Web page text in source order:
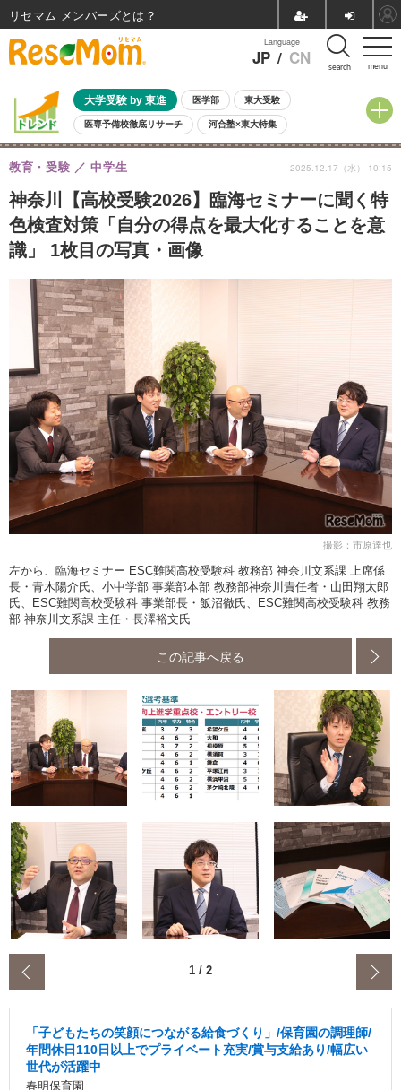
menu
Language
JP / CN search
大学受験 by 東進 医学部 東大受験
医専予備校徹底リサーチ 河合塾×東大特集
親子で考える大学選び 高校受験 中学受験 小学校受験
共通テスト 夏休み
8月開催イベント・WS 全国公立高校 過去問 人気記事
自由研究教材（小学生向け） 自由研究教材（中学生向け） ランキング
神奈川【高校受験2026】臨海セミナーに聞く特
色検査対策「自分の得点を最大化することを意
識」 1枚目の写真・画像
教育・受験 中学生 2025.12.17（水） 10:15
撮影：市原達也
左から、臨海セミナー ESC難関高校受験科 教務部 神奈川文系課 上席係
長・青木陽介氏、小中学部 事業部本部 教務部神奈川責任者・山田翔太郎
氏、ESC難関高校受験科 事業部長・飯沼徹氏、ESC難関高校受験科 教務
部 神奈川文系課 主任・長澤裕文氏
この記事へ戻る
1 / 2
「子どもたちの笑顔につながる給食づくり」/保育園の調理師/
年間休日110日以上でプライベート充実/賞与支給あり/幅広い
世代が活躍中
春明保育園
リセマム メンバーズ